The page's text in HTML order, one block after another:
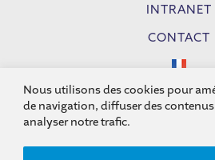
Nous utilisons des cookies pour
de navigation, diffuser des
analyser notre trafic.
INTRANET
CONTACT